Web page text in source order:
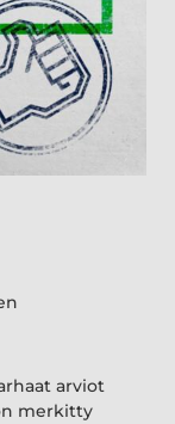
arviot
merkitty